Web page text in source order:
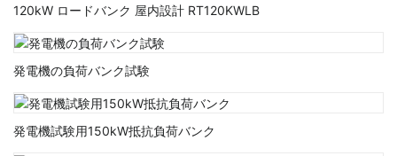
120kW ロードバンク 屋内設計 RT120KWLB
発電機の負荷バンク試験
発電機試験用150kW抵抗負荷バンク